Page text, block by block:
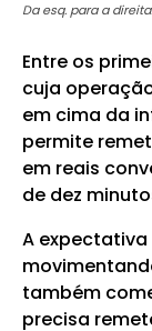
Da esq. para a
Entre os
cuja
em cima da
permite
em reais
de dez
A
também
precisa